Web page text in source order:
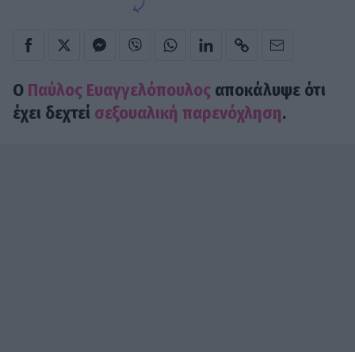
Ο Παύλος Ευαγγελόπουλος αποκάλυψε ότι
έχει δεχτεί σεξουαλική παρενόχληση.